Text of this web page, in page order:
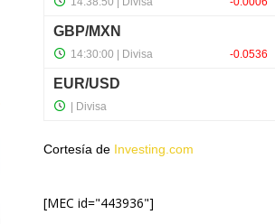
Cortesía de Investing.com
[MEC id="443936"]